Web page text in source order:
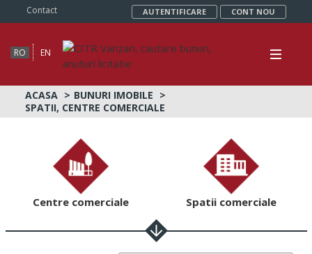
Contact AUTENTIFICARE CONT NOU
RO EN
ACASA
BUNURI IMOBILE
SPATII, CENTRE COMERCIALE
Centre comerciale Spatii comerciale